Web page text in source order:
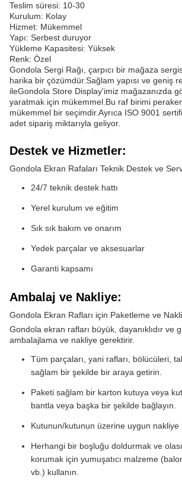
Teslim süresi: 10-30
Kurulum: Kolay
Hizmet: Mükemmel
Yapı: Serbest duruyor
Yükleme Kapasitesi: Yüksek
Renk: Özel
Gondola Sergi Rağı, çarpıcı bir mağaza
harika bir çözümdür.Sağlam yapısı ve geniş
ileGondola Store Display'imiz mağazanızda
yaratmak için mükemmel.Bu raf birimi
mükemmel bir seçimdir.Ayrıca ISO 9001
adet sipariş miktarıyla geliyor.
Destek ve Hizmetler:
Gondola Ekran Rafaları Teknik Destek ve
24/7 teknik destek hattı
Yerel kurulum ve eğitim
Sık sık bakım ve onarım
Yedek parçalar ve aksesuarlar
Garanti kapsamı
Ambalaj ve Nakliye:
Gondola Ekran Rafları için Paketleme ve
Gondola ekran rafları büyük, dayanıklıdır ve
ambalajlama ve nakliye gerektirir.
Tüm parçaları, yani rafları, bölücüleri,
sağlam bir şekilde bir araya getirin.
Paketi sağlam bir karton kutuya veya
bantla veya başka bir şekilde bağlayın.
Kutunun/kutunun üzerine uygun nakliye
Herhangi bir boşluğu doldurmak ve
korumak için yumuşatıcı malzeme
vb.) kullanın.